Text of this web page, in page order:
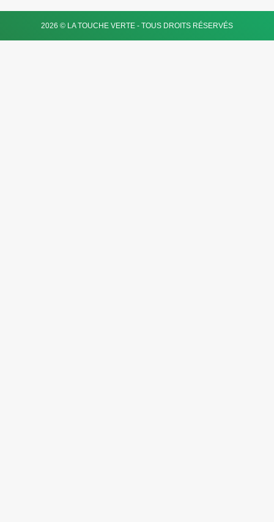
2026 © LA TOUCHE VERTE - TOUS DROITS RÉSERVÉS